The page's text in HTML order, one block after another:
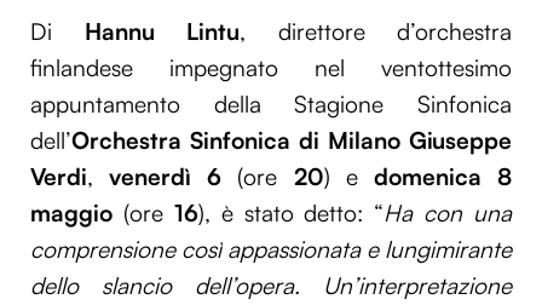
Di Hannu Lintu, direttore d’orchestra
finlandese impegnato nel ventottesimo
appuntamento della Stagione Sinfonica
dell’Orchestra Sinfonica di Milano Giuseppe
Verdi,venerdì 6 (ore 20) e domenica 8
maggio (ore 16), è stato detto: “Hacon una
comprensione così appassionata e lungimirante
dello slancio dell’opera. Un’interpretazione